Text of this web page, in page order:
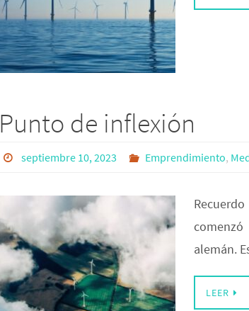
Punto de inflexión
septiembre 10, 2023 Emprendimiento,
alemán.
LEER